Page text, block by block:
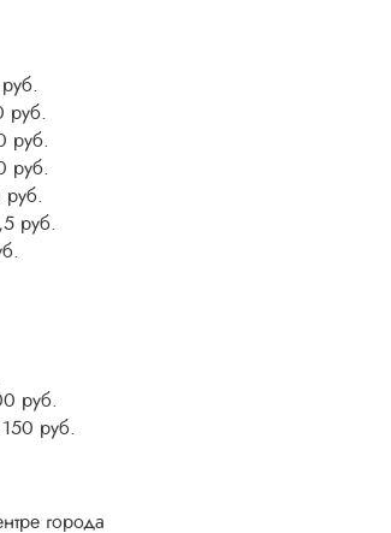
руб.
руб.
руб.
руб.
руб.
руб.
города